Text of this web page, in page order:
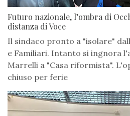
Futuro nazionale, l’ombra di
distanza di Voce
Il sindaco pronto a "isolare"
e Familiari. Intanto si ingnora
Marrelli a "Casa riformista".
chiuso per ferie